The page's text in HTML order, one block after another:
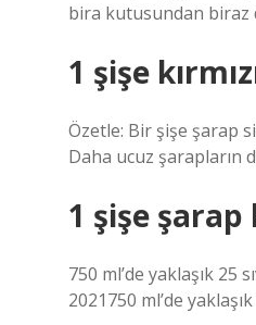
bira kutusundan biraz
1 şişe
Özetle: Bir şişe şarap
Daha ucuz şarapların
1 şişe şarap
750 ml’de yaklaşık 25
2021750 ml’de